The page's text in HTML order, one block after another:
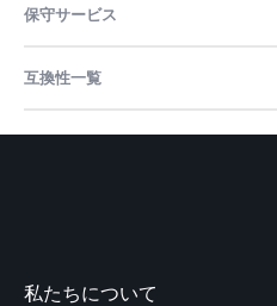
の
情
報
保守サービス
互換性一覧
私たちについて